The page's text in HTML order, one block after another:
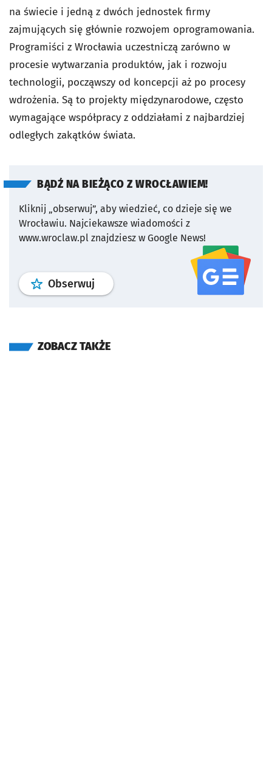
na świecie i jedną z dwóch jednostek firmy
zajmujących się głównie rozwojem oprogramowania.
Programiści z Wrocławia uczestniczą zarówno w
procesie wytwarzania produktów, jak i rozwoju
technologii, począwszy od koncepcji aż po procesy
wdrożenia. Są to projekty międzynarodowe, często
wymagające współpracy z oddziałami z najbardziej
odległych zakątków świata.
BĄDŹ NA BIEŻĄCO Z WROCŁAWIEM!
Kliknij „obserwuj”, aby wiedzieć, co dzieje się we
Wrocławiu. Najciekawsze wiadomości z
www.wroclaw.pl znajdziesz w Google News!
Obserwuj profil serwisu
ZOBACZ TAKŻE